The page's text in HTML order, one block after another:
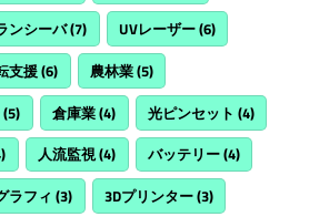
ンシーバ(7) UVレーザー(6)
支援(6) 農林業(5)
(5) 倉庫業(4) 光ピンセット (4)
人流監視(4) バッテリー(4)
ラフィ (3) 3Dプリンター(3)